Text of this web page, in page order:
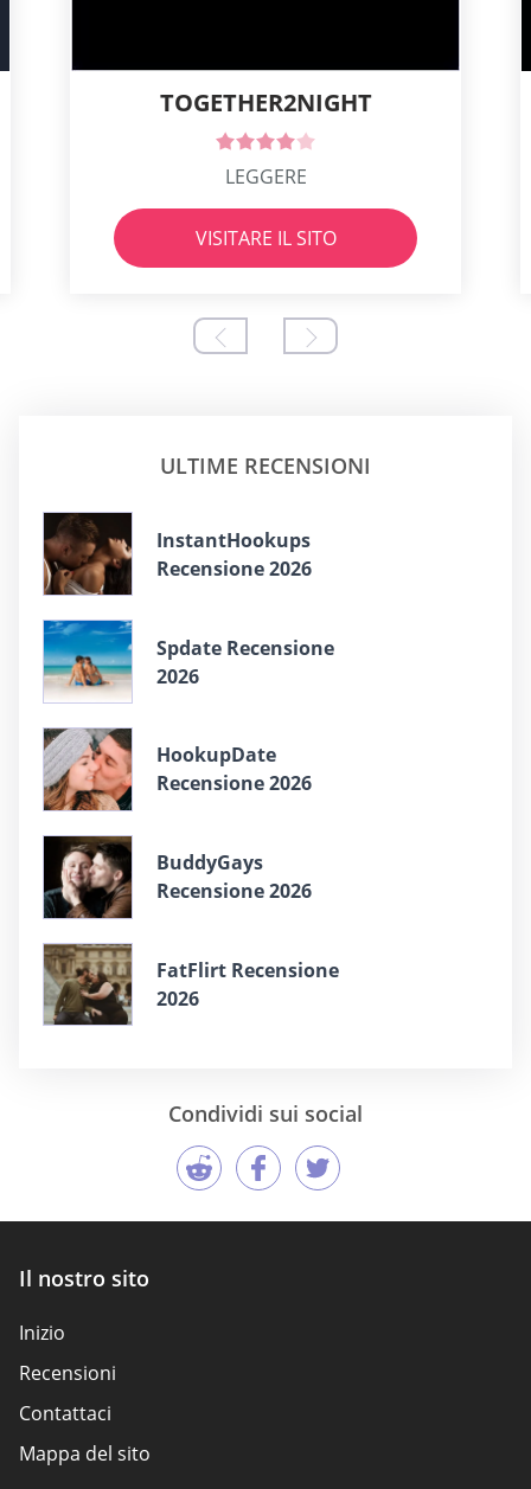
TOGETHER2NIGHT
LEGGERE
VISITARE IL SITO
ULTIME RECENSIONI
InstantHookups
Recensione 2026
Spdate Recensione
2026
HookupDate
Recensione 2026
BuddyGays
Recensione 2026
FatFlirt Recensione
2026
Condividi sui social
Il nostro sito
Inizio
Recensioni
Contattaci
Mappa del sito